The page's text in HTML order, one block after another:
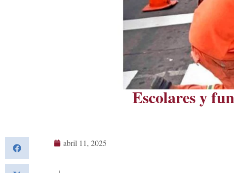
Escolares y
abril 11, 2025